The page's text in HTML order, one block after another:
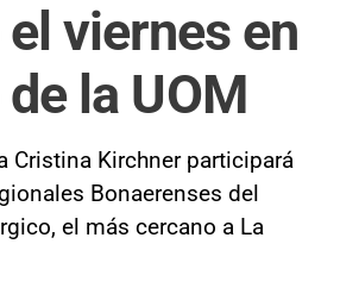
viernes en
la UOM
Cristina Kirchner participará
Bonaerenses del
el más cercano a La